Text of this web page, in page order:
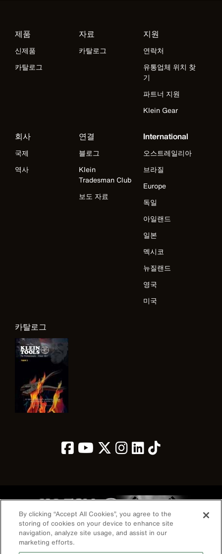
제품
신제품
카탈로그
자료
카탈로그
지원
연락처
유통업체 위치 찾
기
파트너 지원
Klein Gear
회사
국제
역사
연결
블로그
Klein
Tradesman Club
보도 자료
International
오스트레일리아
브라질
Europe
독일
아일랜드
일본
멕시코
뉴질랜드
영국
미국
카탈로그
Image
By clicking “Accept All Cookies”, you agree to the
storing of cookies on your device to enhance site
navigation, analyze site usage, and assist in our
marketing efforts.